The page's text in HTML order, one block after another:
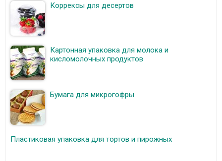
Коррексы для десертов
Картонная упаковка для молока и
кисломолочных продуктов
Бумага для микрогофры
Пластиковая упаковка для тортов и пирожных